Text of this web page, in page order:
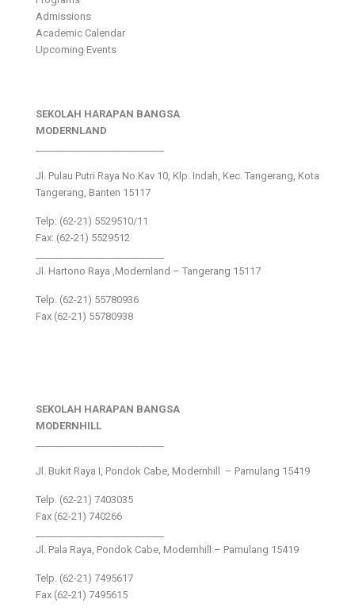
Admissions
Academic Calendar
Upcoming Events
SEKOLAH HARAPAN BANGSA
MODERNLAND
Jl. Pulau Putri Raya No.Kav 10, Klp. Indah, Kec. Tangerang, Kota
Tangerang, Banten 15117
Telp: (62-21) 5529510/11
Fax: (62-21) 5529512
Jl. Hartono Raya ,Modernland – Tangerang 15117
Telp. (62-21) 55780936
Fax (62-21) 55780938
SEKOLAH HARAPAN BANGSA
MODERNHILL
Jl. Bukit Raya I, Pondok Cabe, Modernhill – Pamulang 15419
Telp. (62-21) 7403035
Fax (62-21) 740266
Jl. Pala Raya, Pondok Cabe, Modernhill – Pamulang 15419
Telp. (62-21) 7495617
Fax (62-21) 7495615